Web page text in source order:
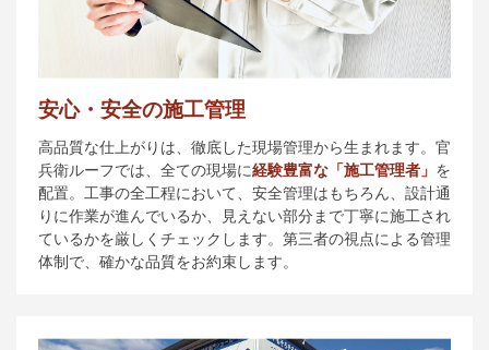
安心・安全の施工管理
高品質な仕上がりは、徹底した現場管理から生まれます。官
兵衛ルーフでは、全ての現場に経験豊富な「施工管理者」 を
配置。工事の全工程において、安全管理はもちろん、設計通
りに作業が進んでいるか、見えない部分まで丁寧に施工され
ているかを厳しくチェックします。第三者の視点による管理
体制で、確かな品質をお約束します。